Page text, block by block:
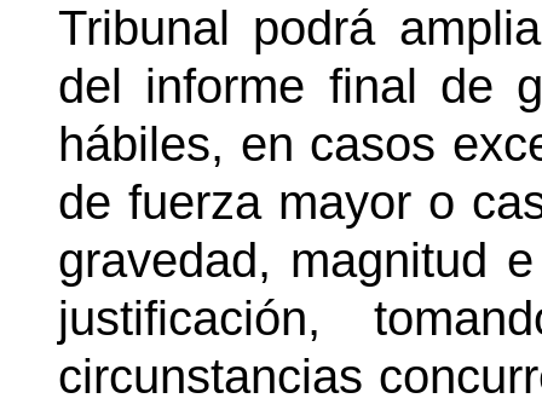
Tribunal podrá
del informe final de
hábiles, en casos
de fuerza mayor o
gravedad, magnitud
justificación,
circunstancias